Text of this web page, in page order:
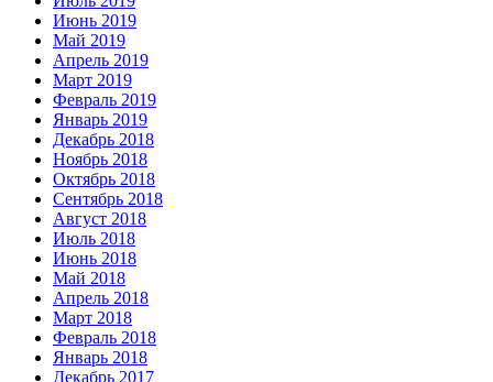
Июнь 2019
Май 2019
Апрель 2019
Март 2019
Февраль 2019
Январь 2019
Декабрь 2018
Ноябрь 2018
Октябрь 2018
Сентябрь 2018
Август 2018
Июль 2018
Июнь 2018
Май 2018
Апрель 2018
Март 2018
Февраль 2018
Январь 2018
Декабрь 2017